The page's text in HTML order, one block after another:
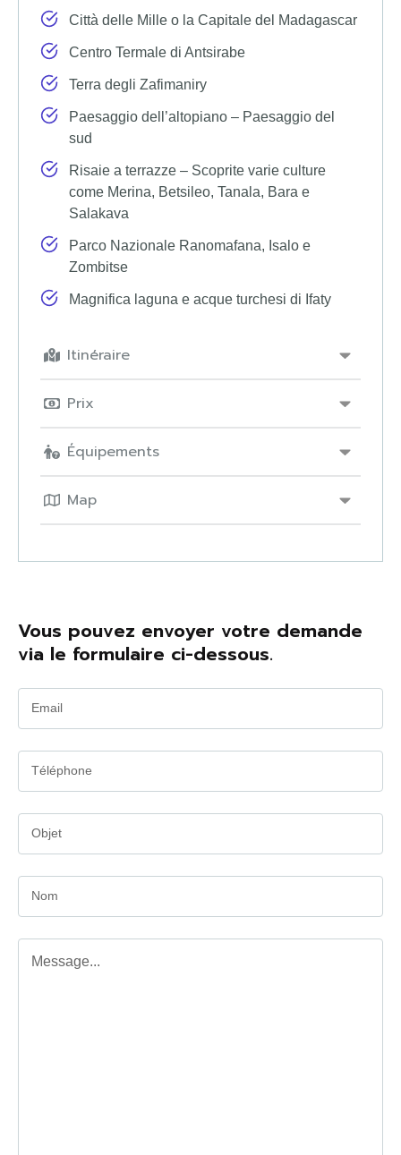
Itinéraire
Prix
Équipements
Map
Città delle Mille o la Capitale del Madagascar
Centro Termale di Antsirabe
Terra degli Zafimaniry
Paesaggio dell’altopiano – Paesaggio del
sud
Risaie a terrazze – Scoprite varie culture
come Merina, Betsileo, Tanala, Bara e
Salakava
Parco Nazionale Ranomafana, Isalo e
Zombitse
Magnifica laguna e acque turchesi di Ifaty
Vous pouvez envoyer votre demande
via le formulaire ci-dessous.